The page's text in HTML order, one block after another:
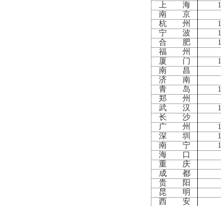
上 海
南 京
杭 州
宁 波
合 肥
福 州
厦 门
南 昌
济 南
青 岛
郑 州
武 汉
长 沙
广 州
深 圳
南 宁
海 口
重 庆
成 都
贵 阳
昆 明
西 安